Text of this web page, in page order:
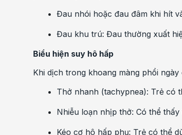
Đau nhói hoặc đau đâm khi hít
Đau khu trú: Đau thường xuất
Biểu hiện suy hô hấp
Khi dịch trong khoang màng phổi
Thở nhanh (tachypnea): Trẻ có
Nhiễu loạn nhịp thở: Có thể
Kéo cơ hô hấp phụ: Trẻ có thể